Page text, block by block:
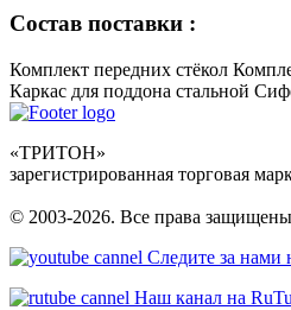
Состав поставки :
Комплект передних стёкол
Каркас для поддона стальной
«ТРИТОН»
зарегистрированная торговая
© 2003-2026. Все права
Следите за нами
Наш канал на